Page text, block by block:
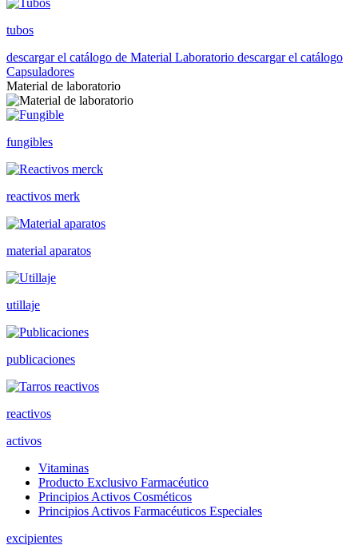
tubos
descargar el catálogo de Material Laboratorio descargar el catálogo
Capsuladores
Material de laboratorio
fungibles
reactivos merk
material aparatos
utillaje
publicaciones
reactivos
activos
Vitaminas
Producto Exclusivo Farmacéutico
Principios Activos Cosméticos
Principios Activos Farmacéuticos Especiales
excipientes